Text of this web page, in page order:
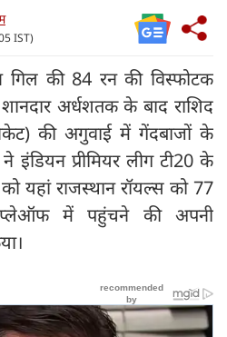
IST)
गिल की 84 रन की विस्फोटक
अर्धशतक के बाद राशिद
की अगुवाई में गेंदबाजों के
प्रीमियर लीग टी20 के
यहां राजस्थान रॉयल्स को 77
में पहुंचने की अपनी